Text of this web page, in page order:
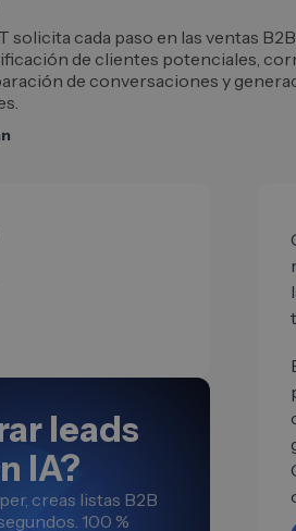
solicita cada paso en las ventas
de clientes potenciales,
de conversaciones y
leads
IA?
creas listas B2B
100 %